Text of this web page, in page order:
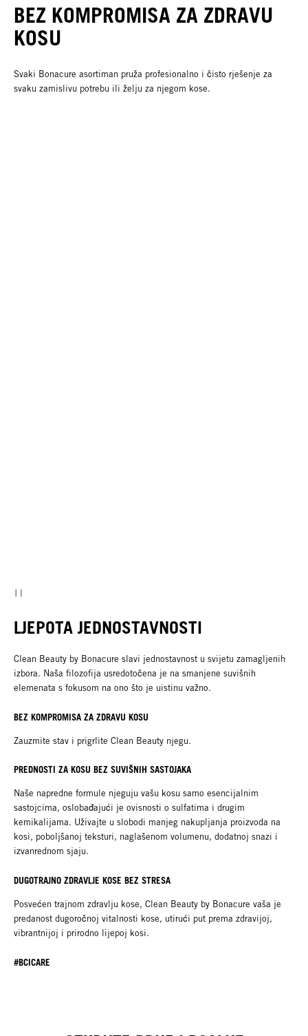
BEZ KOMPROMISA ZA ZDRAVU
KOSU
Svaki Bonacure asortiman pruža profesionalno i čisto rješenje za
svaku zamislivu potrebu ili želju za njegom kose.
LJEPOTA JEDNOSTAVNOSTI
Clean Beauty by Bonacure slavi jednostavnost u svijetu zamagljenih
izbora. Naša filozofija usredotočena je na smanjene suvišnih
elemenata s fokusom na ono što je uistinu važno.​​
BEZ KOMPROMISA ZA ZDRAVU KOSU​
Zauzmite stav i prigrlite Clean Beauty njegu.​
PREDNOSTI ZA KOSU BEZ SUVIŠNIH SASTOJAKA​
Naše napredne formule njeguju vašu kosu samo esencijalnim
sastojcima, oslobađajući je ovisnosti o sulfatima i drugim
kemikalijama. Uživajte u slobodi manjeg nakupljanja proizvoda na
kosi, poboljšanoj teksturi, naglašenom volumenu, dodatnoj snazi i
izvanrednom sjaju.​
DUGOTRAJNO ZDRAVLJE KOSE BEZ STRESA ​
Posvećen trajnom zdravlju kose, Clean Beauty by Bonacure vaša je
predanost dugoročnoj vitalnosti kose, utirući put prema zdravijoj,
vibrantnijoj i prirodno lijepoj kosi.​​
#BCICARE